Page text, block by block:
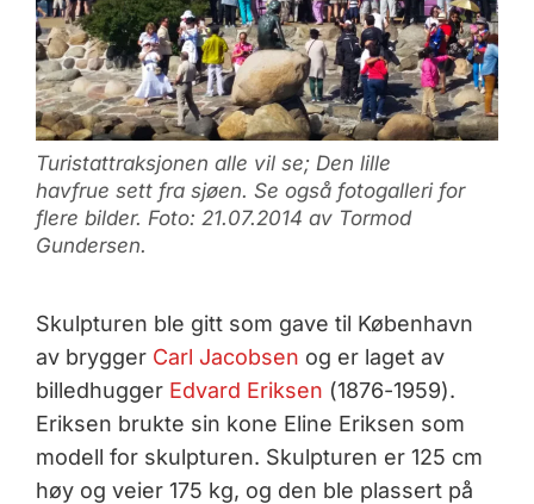
Turistattraksjonen alle vil se; Den lille
havfrue sett fra sjøen. Se også fotogalleri for
flere bilder. Foto: 21.07.2014 av Tormod
Gundersen.
Skulpturen ble gitt som gave til København
av brygger Carl Jacobsen og er laget av
billedhugger Edvard Eriksen (1876-1959).
Eriksen brukte sin kone Eline Eriksen som
modell for skulpturen. Skulpturen er 125 cm
høy og veier 175 kg, og den ble plassert på